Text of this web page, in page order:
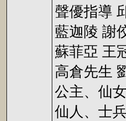
聲優指導
藍迦陵 謝
蘇菲亞 王
高倉先生
公主、仙
仙人、士